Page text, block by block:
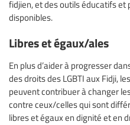
fidjien, et des outils éducatifs
disponibles.
Libres et égaux/ales
En plus d’aider à progresser
des droits des LGBTI aux Fidji,
peuvent contribuer à changer
contre ceux/celles qui sont
libres et égaux en dignité et en